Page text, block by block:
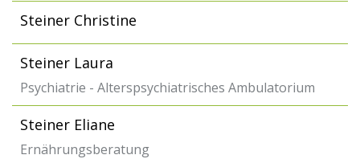
Steiner Christine
Steiner Laura
Psychiatrie - Alterspsychiatrisches Ambulatorium
Steiner Eliane
Ernährungsberatung